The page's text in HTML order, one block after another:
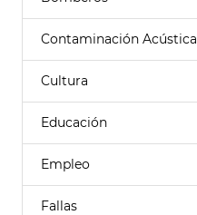
Contaminación Acústica
Cultura
Educación
Empleo
Fallas